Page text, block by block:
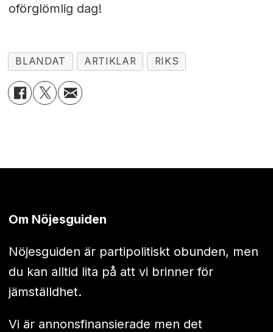
oförglömlig dag!
BLANDAT ARTIKLAR RIKS
Om Nöjesguiden
Nöjesguiden är partipolitiskt obunden, men
du kan alltid lita på att vi brinner för
jämställdhet.
Vi är annonsfinansierade men det